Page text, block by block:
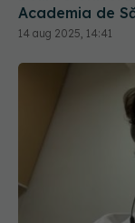
Academia de
14 aug 2025, 14:41